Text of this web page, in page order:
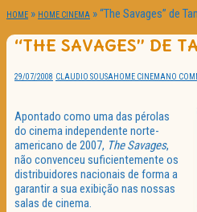
HOME » HOME CINEMA »“The Savages” de
“THE SAVAGES” DE
29/07/2008 CLAUDIO SOUSAHOME CINEMA NO
Apontado como uma das pérolas
do cinema independente norte-
americano de 2007, The Savages,
não convenceu suficientemente os
distribuidores nacionais de forma a
garantir a sua exibição nas nossas
salas de cinema.